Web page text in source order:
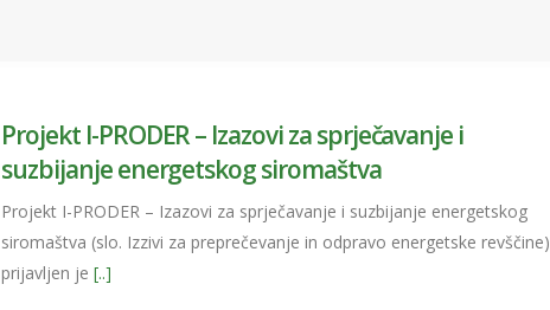
Projekt I-PRODER – Izazovi za sprječavanje i
suzbijanje energetskog siromaštva
Projekt I-PRODER – Izazovi za sprječavanje i suzbijanje energetskog
siromaštva (slo. Izzivi za preprečevanje in odpravo energetske revščine)
prijavljen je[..]